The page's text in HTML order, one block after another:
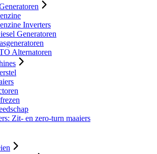
Inverters
Generatoren
Alternatoren
Zit- en zero-turn maaiers